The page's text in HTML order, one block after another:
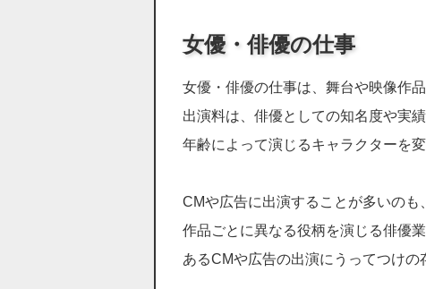
女優・俳優の仕事
女優・俳優の仕事は、舞台や映像作
出演料は、俳優としての知名度や実
年齢によって演じるキャラクターを
CMや広告に出演することが多いのも
作品ごとに異なる役柄を演じる俳優
あるCMや広告の出演にうってつけの